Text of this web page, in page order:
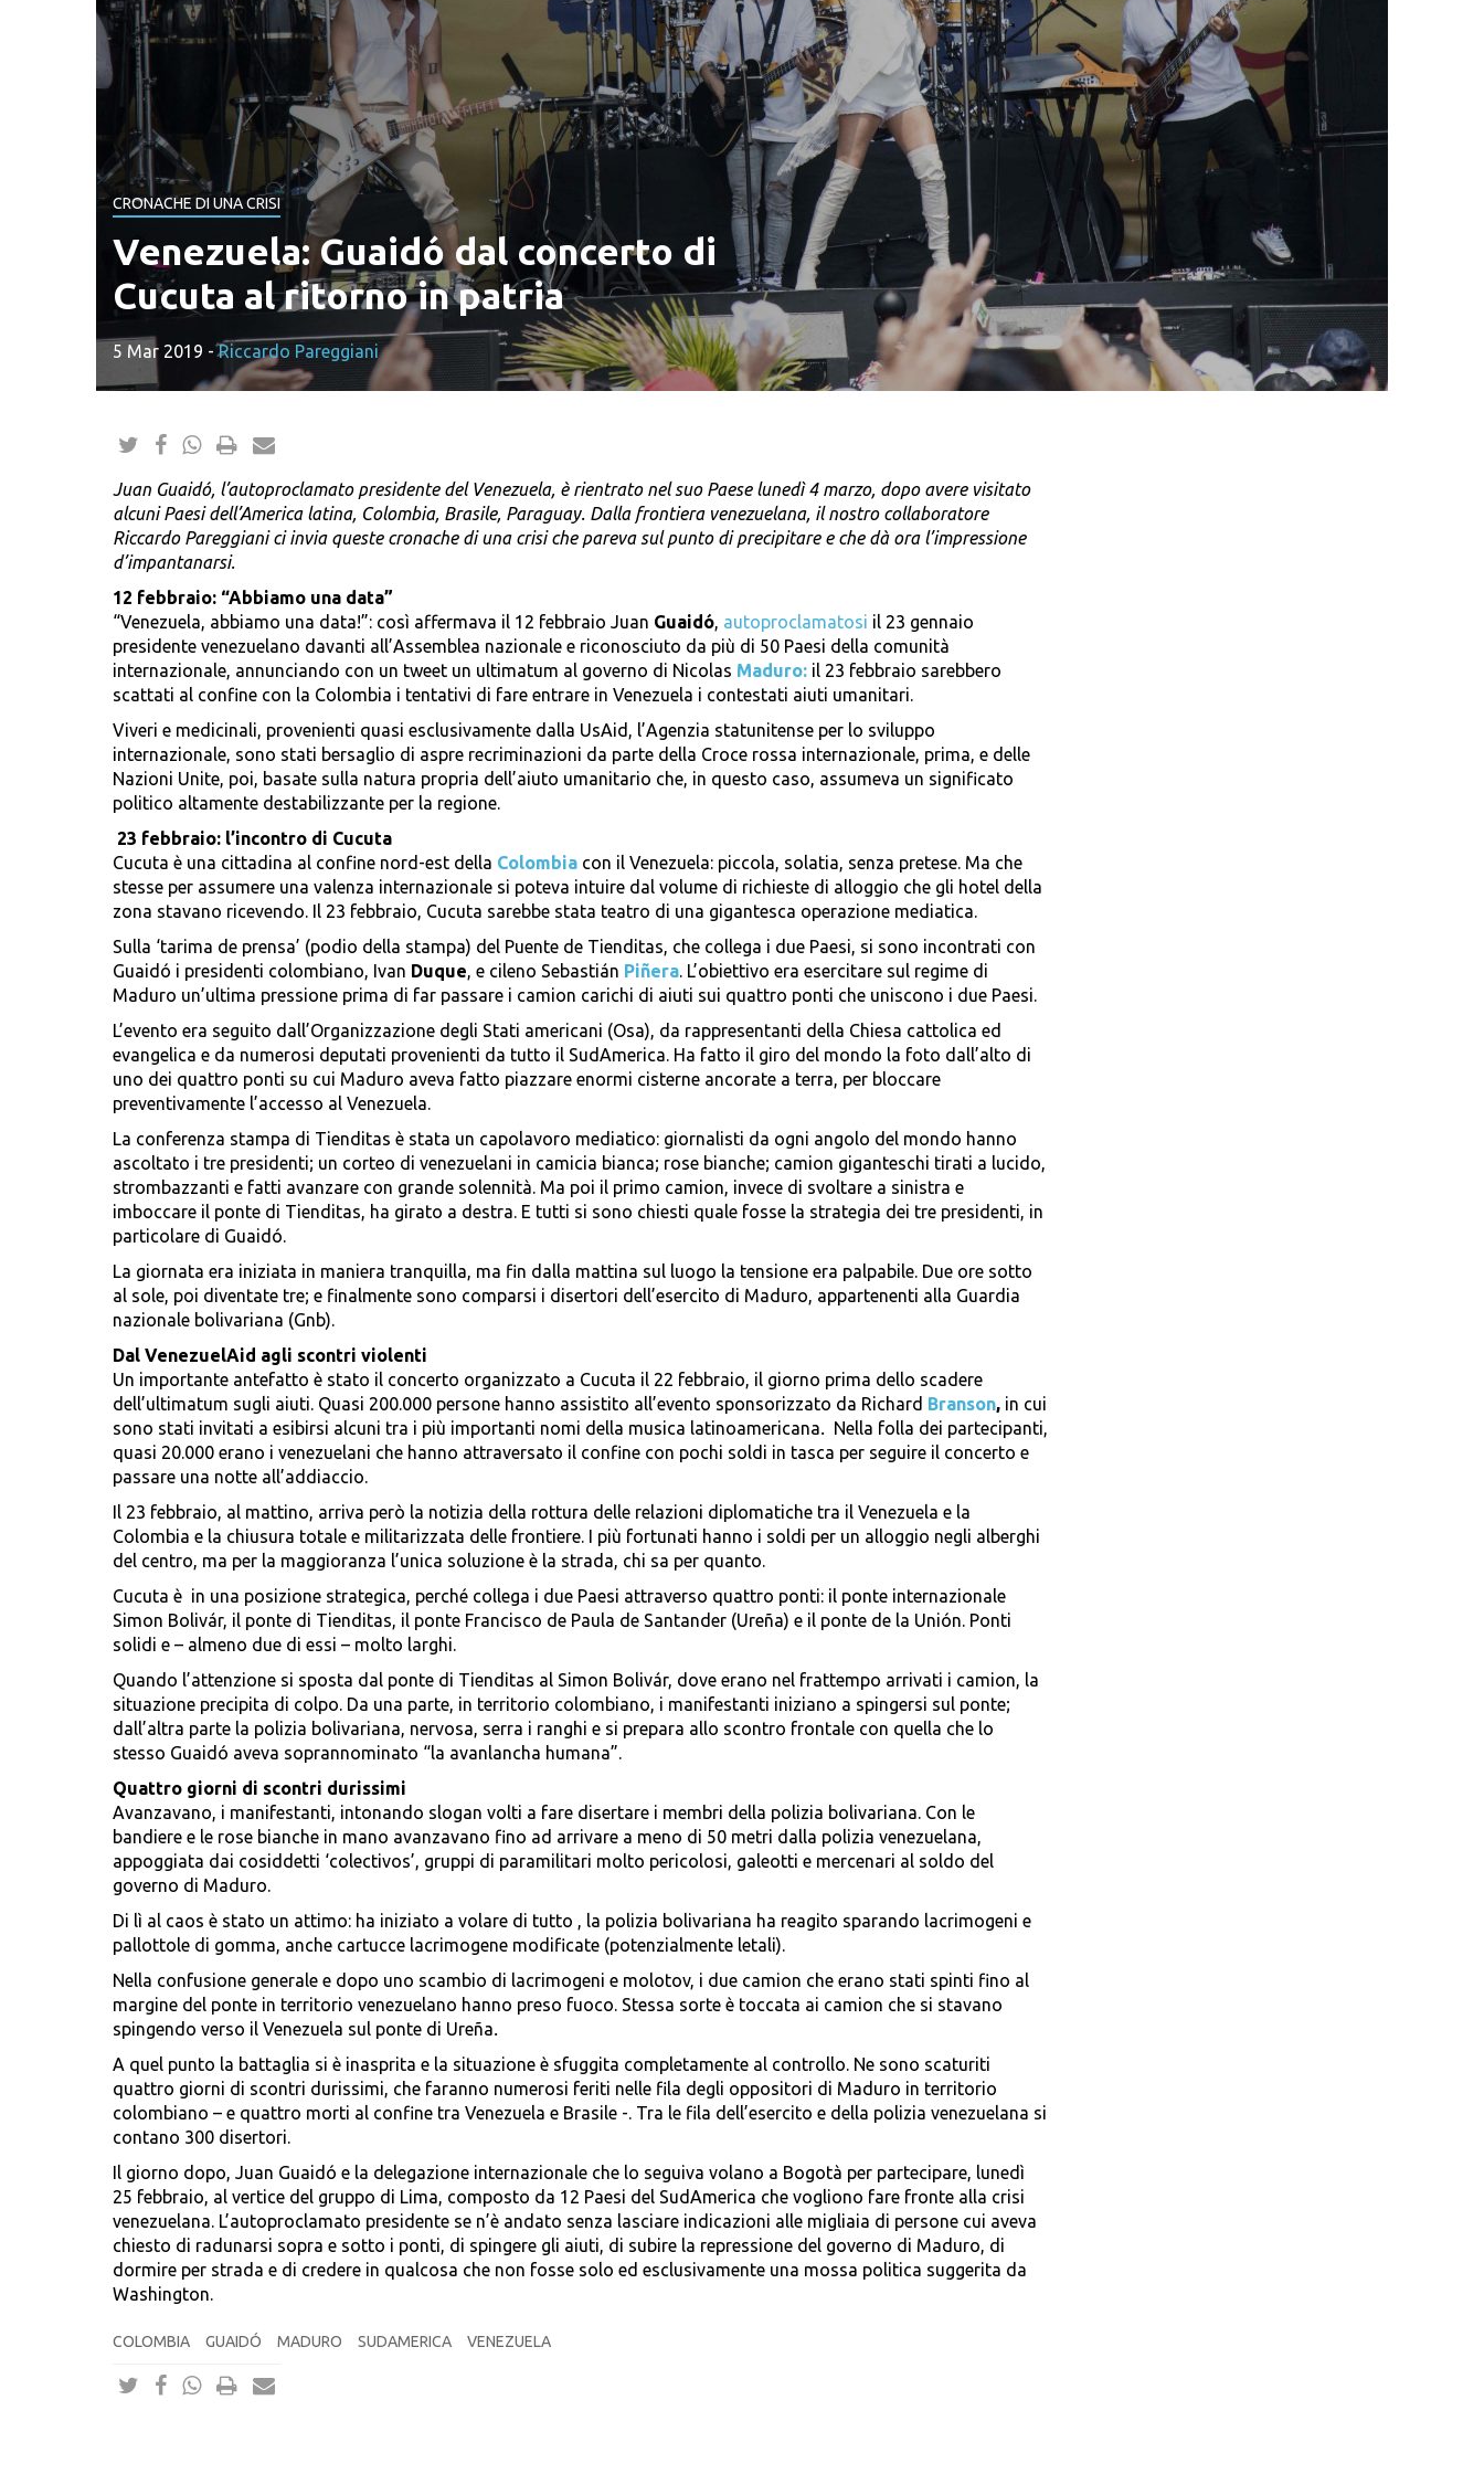
CRONACHE DI UNA CRISI
Venezuela: Guaidó dal concerto di
Cucuta al ritorno in patria
5 Mar 2019 -Riccardo Pareggiani
Juan Guaidó, l’autoproclamato presidente del Venezuela, è rientrato nel suo Paese lunedì 4 marzo, dopo avere visitato
alcuni Paesi dell’America latina, Colombia, Brasile, Paraguay. Dalla frontiera venezuelana, il nostro collaboratore
Riccardo Pareggiani ci invia queste cronache di una crisi che pareva sul punto di precipitare e che dà ora l’impressione
d’impantanarsi.
12 febbraio: “Abbiamo una data”
“Venezuela, abbiamo una data!”: così affermava il 12 febbraio Juan Guaidó, autoproclamatosi il 23 gennaio
presidente venezuelano davanti all’Assemblea nazionale e riconosciuto da più di 50 Paesi della comunità
internazionale, annunciando con un tweet un ultimatum al governo di Nicolas Maduro: il 23 febbraio sarebbero
scattati al confine con la Colombia i tentativi di fare entrare in Venezuela i contestati aiuti umanitari.
Viveri e medicinali, provenienti quasi esclusivamente dalla UsAid, l’Agenzia statunitense per lo sviluppo
internazionale, sono stati bersaglio di aspre recriminazioni da parte della Croce rossa internazionale, prima, e delle
Nazioni Unite, poi, basate sulla natura propria dell’aiuto umanitario che, in questo caso, assumeva un significato
politico altamente destabilizzante per la regione.
23 febbraio: l’incontro di Cucuta
Cucuta è una cittadina al confine nord-est della Colombia con il Venezuela: piccola, solatia, senza pretese. Ma che
stesse per assumere una valenza internazionale si poteva intuire dal volume di richieste di alloggio che gli hotel della
zona stavano ricevendo. Il 23 febbraio, Cucuta sarebbe stata teatro di una gigantesca operazione mediatica.
Sulla ‘tarima de prensa’ (podio della stampa) del Puente de Tienditas, che collega i due Paesi, si sono incontrati con
Guaidó i presidenti colombiano, Ivan Duque, e cileno Sebastián Piñera. L’obiettivo era esercitare sul regime di
Maduro un’ultima pressione prima di far passare i camion carichi di aiuti sui quattro ponti che uniscono i due Paesi.
L’evento era seguito dall’Organizzazione degli Stati americani (Osa), da rappresentanti della Chiesa cattolica ed
evangelica e da numerosi deputati provenienti da tutto il SudAmerica. Ha fatto il giro del mondo la foto dall’alto di
uno dei quattro ponti su cui Maduro aveva fatto piazzare enormi cisterne ancorate a terra, per bloccare
preventivamente l’accesso al Venezuela.
La conferenza stampa di Tienditas è stata un capolavoro mediatico: giornalisti da ogni angolo del mondo hanno
ascoltato i tre presidenti; un corteo di venezuelani in camicia bianca; rose bianche; camion giganteschi tirati a lucido,
strombazzanti e fatti avanzare con grande solennità. Ma poi il primo camion, invece di svoltare a sinistra e
imboccare il ponte di Tienditas, ha girato a destra. E tutti si sono chiesti quale fosse la strategia dei tre presidenti, in
particolare di Guaidó.
La giornata era iniziata in maniera tranquilla, ma fin dalla mattina sul luogo la tensione era palpabile. Due ore sotto
al sole, poi diventate tre; e finalmente sono comparsi i disertori dell’esercito di Maduro, appartenenti alla Guardia
nazionale bolivariana (Gnb).
Dal VenezuelAid agli scontri violenti
Un importante antefatto è stato il concerto organizzato a Cucuta il 22 febbraio, il giorno prima dello scadere
dell’ultimatum sugli aiuti. Quasi 200.000 persone hanno assistito all’evento sponsorizzato da Richard Branson, in cui
sono stati invitati a esibirsi alcuni tra i più importanti nomi della musica latinoamericana. Nella folla dei partecipanti,
quasi 20.000 erano i venezuelani che hanno attraversato il confine con pochi soldi in tasca per seguire il concerto e
passare una notte all’addiaccio.
Il 23 febbraio, al mattino, arriva però la notizia della rottura delle relazioni diplomatiche tra il Venezuela e la
Colombia e la chiusura totale e militarizzata delle frontiere. I più fortunati hanno i soldi per un alloggio negli alberghi
del centro, ma per la maggioranza l’unica soluzione è la strada, chi sa per quanto.
Cucuta è in una posizione strategica, perché collega i due Paesi attraverso quattro ponti: il ponte internazionale
Simon Bolivár, il ponte di Tienditas, il ponte Francisco de Paula de Santander (Ureña) e il ponte de la Unión. Ponti
solidi e – almeno due di essi – molto larghi.
Quando l’attenzione si sposta dal ponte di Tienditas al Simon Bolivár, dove erano nel frattempo arrivati i camion, la
situazione precipita di colpo. Da una parte, in territorio colombiano, i manifestanti iniziano a spingersi sul ponte;
dall’altra parte la polizia bolivariana, nervosa, serra i ranghi e si prepara allo scontro frontale con quella che lo
stesso Guaidó aveva soprannominato “la avanlancha humana”.
Quattro giorni di scontri durissimi
Avanzavano, i manifestanti, intonando slogan volti a fare disertare i membri della polizia bolivariana. Con le
bandiere e le rose bianche in mano avanzavano fino ad arrivare a meno di 50 metri dalla polizia venezuelana,
appoggiata dai cosiddetti ‘colectivos’, gruppi di paramilitari molto pericolosi, galeotti e mercenari al soldo del
governo di Maduro.
Di lì al caos è stato un attimo: ha iniziato a volare di tutto , la polizia bolivariana ha reagito sparando lacrimogeni e
pallottole di gomma, anche cartucce lacrimogene modificate (potenzialmente letali).
Nella confusione generale e dopo uno scambio di lacrimogeni e molotov, i due camion che erano stati spinti fino al
margine del ponte in territorio venezuelano hanno preso fuoco. Stessa sorte è toccata ai camion che si stavano
spingendo verso il Venezuela sul ponte di Ureña.
A quel punto la battaglia si è inasprita e la situazione è sfuggita completamente al controllo. Ne sono scaturiti
quattro giorni di scontri durissimi, che faranno numerosi feriti nelle fila degli oppositori di Maduro in territorio
colombiano – e quattro morti al confine tra Venezuela e Brasile -. Tra le fila dell’esercito e della polizia venezuelana si
contano 300 disertori.
Il giorno dopo, Juan Guaidó e la delegazione internazionale che lo seguiva volano a Bogotà per partecipare, lunedì
25 febbraio, al vertice del gruppo di Lima, composto da 12 Paesi del SudAmerica che vogliono fare fronte alla crisi
venezuelana. L’autoproclamato presidente se n’è andato senza lasciare indicazioni alle migliaia di persone cui aveva
chiesto di radunarsi sopra e sotto i ponti, di spingere gli aiuti, di subire la repressione del governo di Maduro, di
dormire per strada e di credere in qualcosa che non fosse solo ed esclusivamente una mossa politica suggerita da
Washington.
COLOMBIA GUAIDÓ MADURO SUDAMERICA VENEZUELA